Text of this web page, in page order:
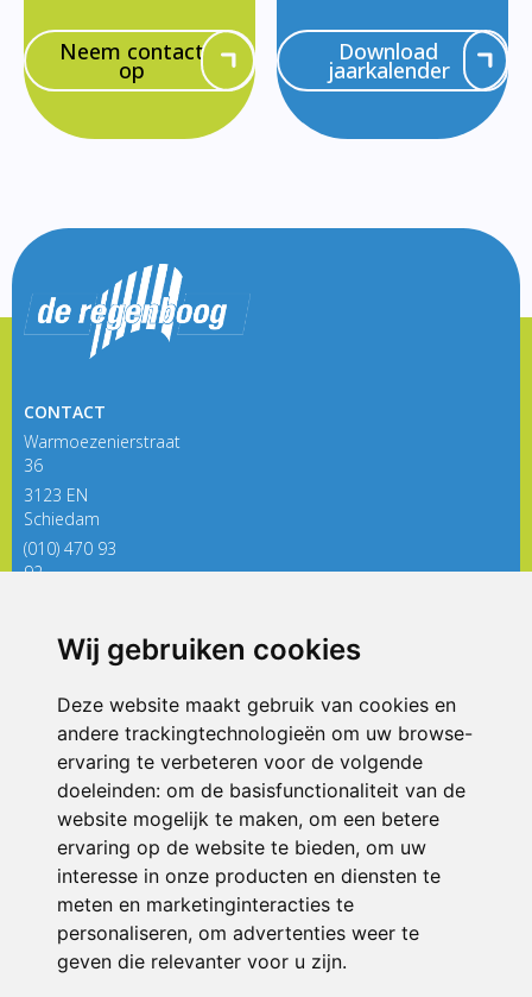
Wij gebruiken cookies
Deze website maakt gebruik van cookies en
andere trackingtechnologieën om uw browse-
ervaring te verbeteren voor de volgende
doeleinden: om de basisfunctionaliteit van de
website mogelijk te maken, om een betere
ervaring op de website te bieden, om uw
interesse in onze producten en diensten te
meten en marketinginteracties te
personaliseren, om advertenties weer te
geven die relevanter voor u zijn.
Neem contact
op
Download
jaarkalender
CONTACT
Warmoezenierstraat
36
3123 EN
Schiedam
(010) 470 93
92
ONDERDEEL VAN
© 2026 De Regenboog | Alle rechten voorbehouden
Privacy policy|Disclaimer| Klachtenregeling|RSIN en Anbi
voorkeuren